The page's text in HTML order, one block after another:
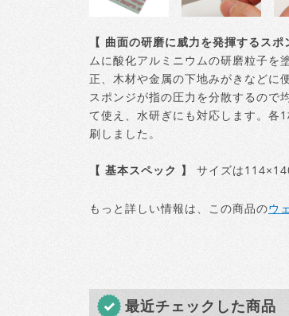
【 曲面の研磨に威力を発揮するスポ
ムに酸化アルミニウムの研磨粒子を
正、木材や金属の下地みがきなどに
スポンジが指の圧力を分散するので
て使え、水研ぎにも対応します。各
刷しました。
【 基本スペック 】 サイズは
もっと詳しい情報は、この商品のウ
最近チェックした商品